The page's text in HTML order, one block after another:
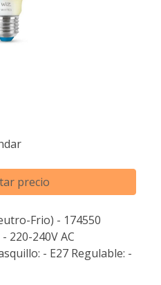
precio
Frio) - 174550
220-240V AC
- E27 Regulable: -